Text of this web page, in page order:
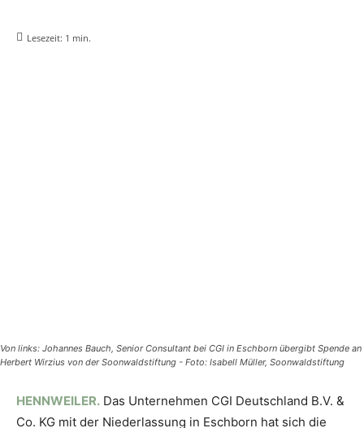
Lesezeit: 1 min.
Von links: Johannes Bauch, Senior Consultant bei CGI in Eschborn übergibt Spende an
Herbert Wirzius von der Soonwaldstiftung - Foto: Isabell Müller, Soonwaldstiftung
HENNWEILER. Das Unternehmen CGI Deutschland B.V. &
Co. KG mit der Niederlassung in Eschborn hat sich die